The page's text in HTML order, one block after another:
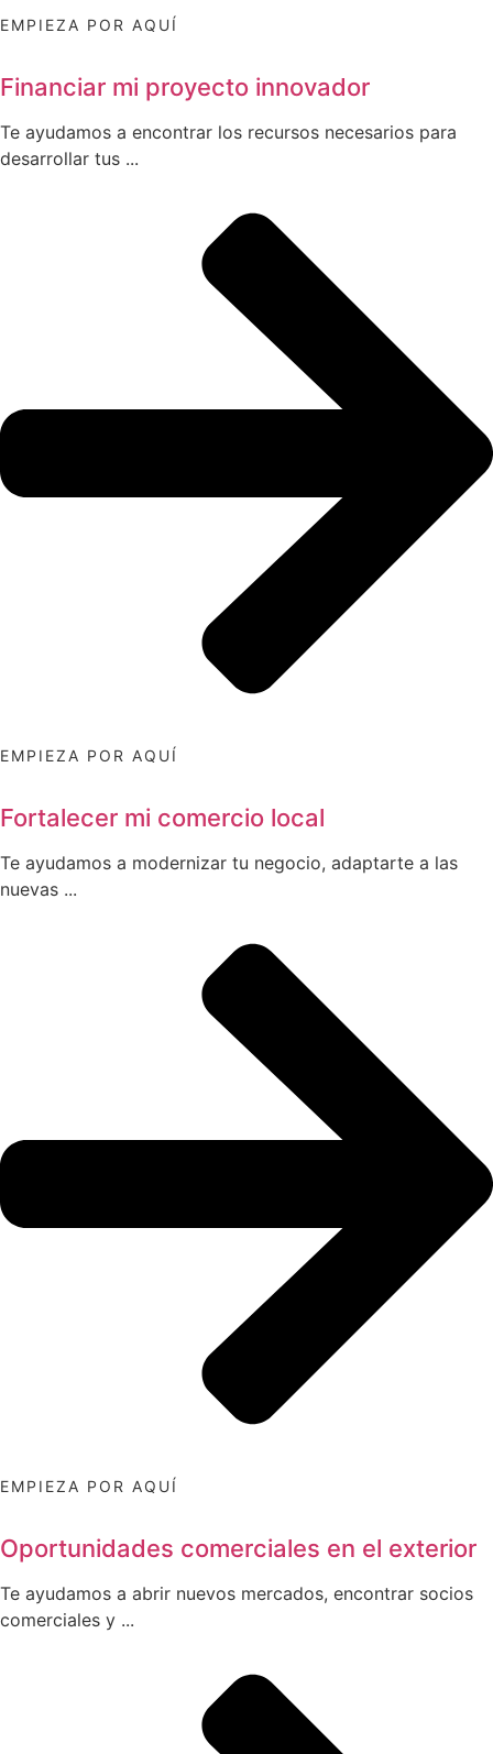
EMPIEZA POR AQUÍ
Financiar mi proyecto innovador
Te ayudamos a encontrar los recursos necesarios para
desarrollar tus ...
EMPIEZA POR AQUÍ
Fortalecer mi comercio local
Te ayudamos a modernizar tu negocio, adaptarte a las
nuevas ...
EMPIEZA POR AQUÍ
Oportunidades comerciales en el exterior
Te ayudamos a abrir nuevos mercados, encontrar socios
comerciales y ...